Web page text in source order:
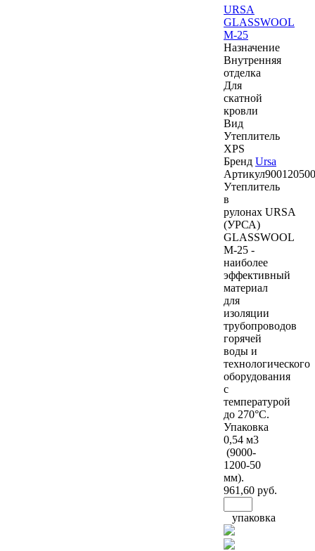
URSA
GLASSWOOL
M-25
Назначение
Внутренняя
отделка
Для
скатной
кровли
Вид
Утеплитель
XPS
Бренд Ursa
Артикул900120500
Утеплитель
в
рулонах URSA
(УРСА)
GLASSWOOL
M-25 -
наиболее
эффективный
материал
для
изоляции
трубопроводов
горячей
воды и
технологического
оборудования
с
температурой
до 270°С.
Упаковка
0,54 м3
(9000-
1200-50
мм).
961 ,60 руб.
упаковка